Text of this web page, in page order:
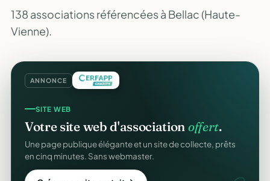
138 associations référencées à Bellac (Haute-
Vienne).
ANNONCE
SITE WEB
Votre site web d'association offert.
Une page publique élégante et un site de collecte, prêts
en cinq minutes. Sans webmaster.